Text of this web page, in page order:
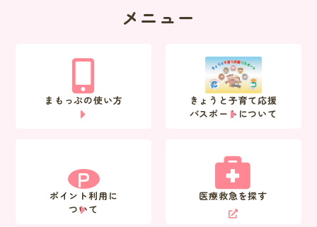
メニュー
まもっぷの使い方
きょうと子育て応援
パスポートについて
P
ポイント利用に
ついて
医療救急を探す